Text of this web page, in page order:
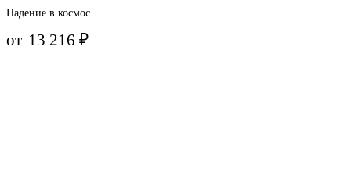
Падение в космос
от 13 216₽